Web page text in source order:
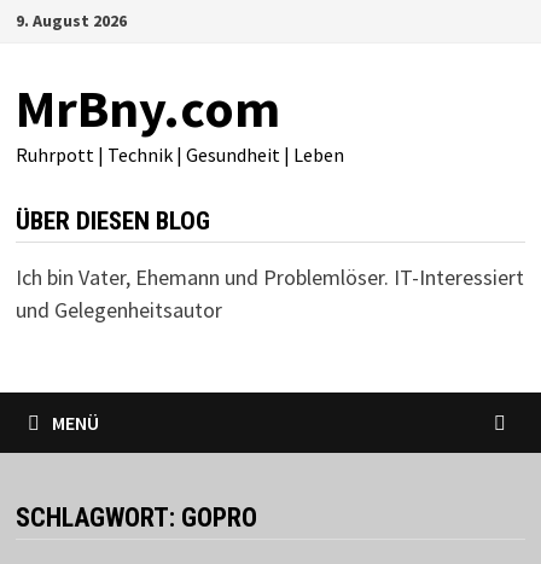
Zum9. August 2026
MrBny.com
Ruhrpott | Technik | Gesundheit | Leben
ÜBER DIESEN BLOG
Ich bin Vater, Ehemann und Problemlöser. IT-Interessiert
und Gelegenheitsautor
MENÜ
SCHLAGWORT: GOPRO